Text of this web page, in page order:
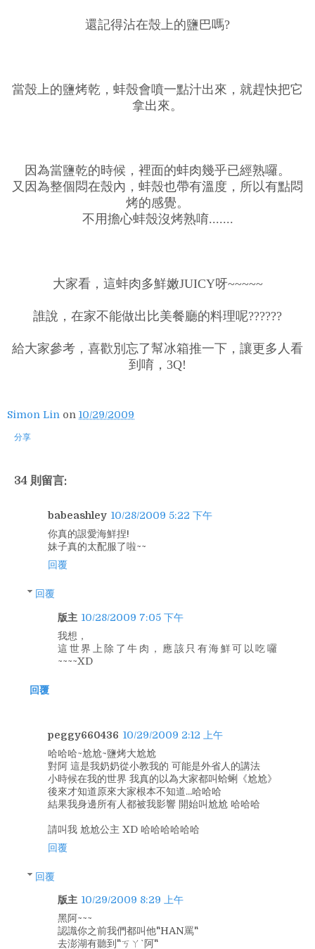
還記得沾在殼上的鹽巴嗎?
當殼上的鹽烤乾，蚌殼會噴一點汁出來，就趕快把它
拿出來。
因為當鹽乾的時候，裡面的蚌肉幾乎已經熟囉。
又因為整個悶在殼內，蚌殼也帶有溫度，所以有點悶
烤的感覺。
不用擔心蚌殼沒烤熟唷.......
大家看，這蚌肉多鮮嫩JUICY呀~~~~~
誰說，在家不能做出比美餐廳的料理呢??????
給大家參考，喜歡別忘了幫冰箱推一下，讓更多人看
到唷，3Q!
Simon Lin on 10/29/2009
分享
34 則留言:
babeashley 10/28/2009 5:22 下午
你真的詪愛海鮮捏!
妹子真的太配服了啦~~
回覆
回覆
版主 10/28/2009 7:05 下午
我想，
這世界上除了牛肉，應該只有海鮮可以吃囉
~~~~XD
回覆
peggy660436 10/29/2009 2:12 上午
哈哈哈~尬尬~鹽烤大尬尬
對阿 這是我奶奶從小教我的 可能是外省人的講法
小時候在我的世界 我真的以為大家都叫蛤蜊《尬尬》
後來才知道原來大家根本不知道...哈哈哈
結果我身邊所有人都被我影響 開始叫尬尬 哈哈哈
請叫我 尬尬公主 XD 哈哈哈哈哈哈
回覆
回覆
版主 10/29/2009 8:29 上午
黑阿~~~
認識你之前我們都叫他"HAN罵"
去澎湖有聽到"ㄎㄚˋ阿"